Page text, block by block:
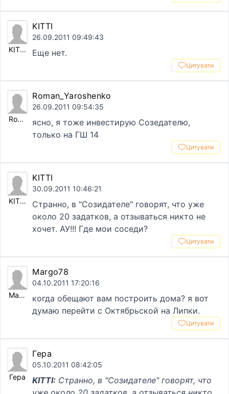
KITTI
KITTI
26.09.2011 09:49:43
Еще нет.
Цитувати
Roman_Yaroshenko
Roman_Yaroshenko
26.09.2011 09:54:35
ясно, я тоже инвестирую Созедателю,
только на ГШ 14
Цитувати
KITTI
KITTI
30.09.2011 10:46:21
Странно, в "Созидателе" говорят, что уже
около 20 задатков, а отзываться никто не
хочет. АУ!!! Где мои соседи?
Цитувати
Margo78
Margo78
04.10.2011 17:20:16
когда обещают вам построить дома? я вот
думаю перейти с Октябрьской на Липки.
Цитувати
Гера
Гера
05.10.2011 08:42:05
KITTI: Странно, в "Созидателе" говорят, что